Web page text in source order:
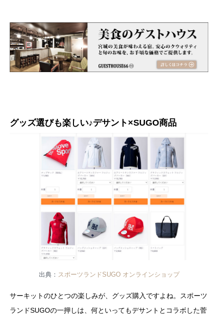
グッズ選びも楽しい♪デサント×SUGO商品
出典： スポーツランドSUGO オンラインショップ
サーキットのひとつの楽しみが、グッズ購入ですよね。スポーツ
ランドSUGOの一押しは、何といってもデサントとコラボした菅